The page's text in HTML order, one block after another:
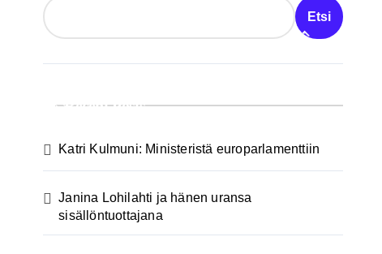
Etsi
Recent Posts
Katri Kulmuni: Ministeristä europarlamenttiin
Janina Lohilahti ja hänen uransa
sisällöntuottajana